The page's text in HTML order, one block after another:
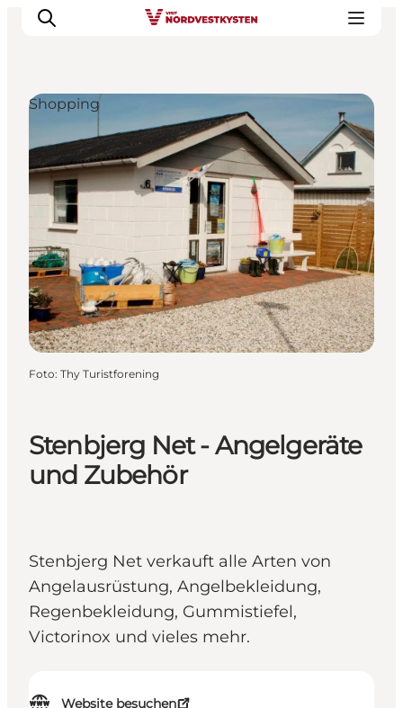
Urlaubsorte
Inspiration
Events
Unterkunft
Mach deine Urlaubsplanung
Stenbjerg Net - Angelgeräte
und Zubehör
Stenbjerg Net verkauft alle Arten von
Angelausrüstung, Angelbekleidung,
Regenbekleidung, Gummistiefel,
Victorinox und vieles mehr.
Website besuchen
Shopping
Foto: Thy Turistforening